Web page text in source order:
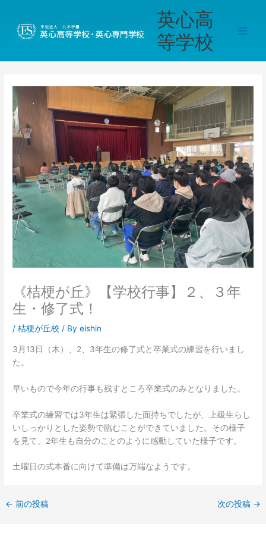
英心高
等学校
《桔梗が丘》【学校行事】２、３年
生・修了式！
/桔梗が丘校 / Byeishin
3月13日（木）、2、3年生の修了式と卒業式の練習を行いまし
た。
早いもので今年の行事も残すところ卒業式のみとなりました。
卒業式の練習では3年生は緊張した面持ちでしたが、上級生らし
いしっかりとした姿勢で臨むことができていました。その様子
を見て、2年生も自分のことのように感動していた様子です。
土曜日の式本番に向けて準備は万端なようです。
← 前の投稿 次の投稿 →